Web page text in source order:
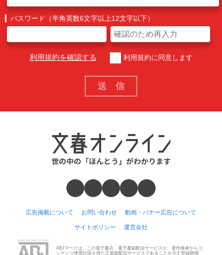
パスワード（半角英数6文字以上12文字以下）
利用規約を確認する 利用規約に同意します
広告掲載について お問い合わせ 動画・バナー広告について
サイトポリシー 運営会社
ABJマークは、この電子書店・電子書籍配信サービスが、著作権者からコ
ンテンツ使用許諾を得た正規版配信サービスであることを示す登録商標